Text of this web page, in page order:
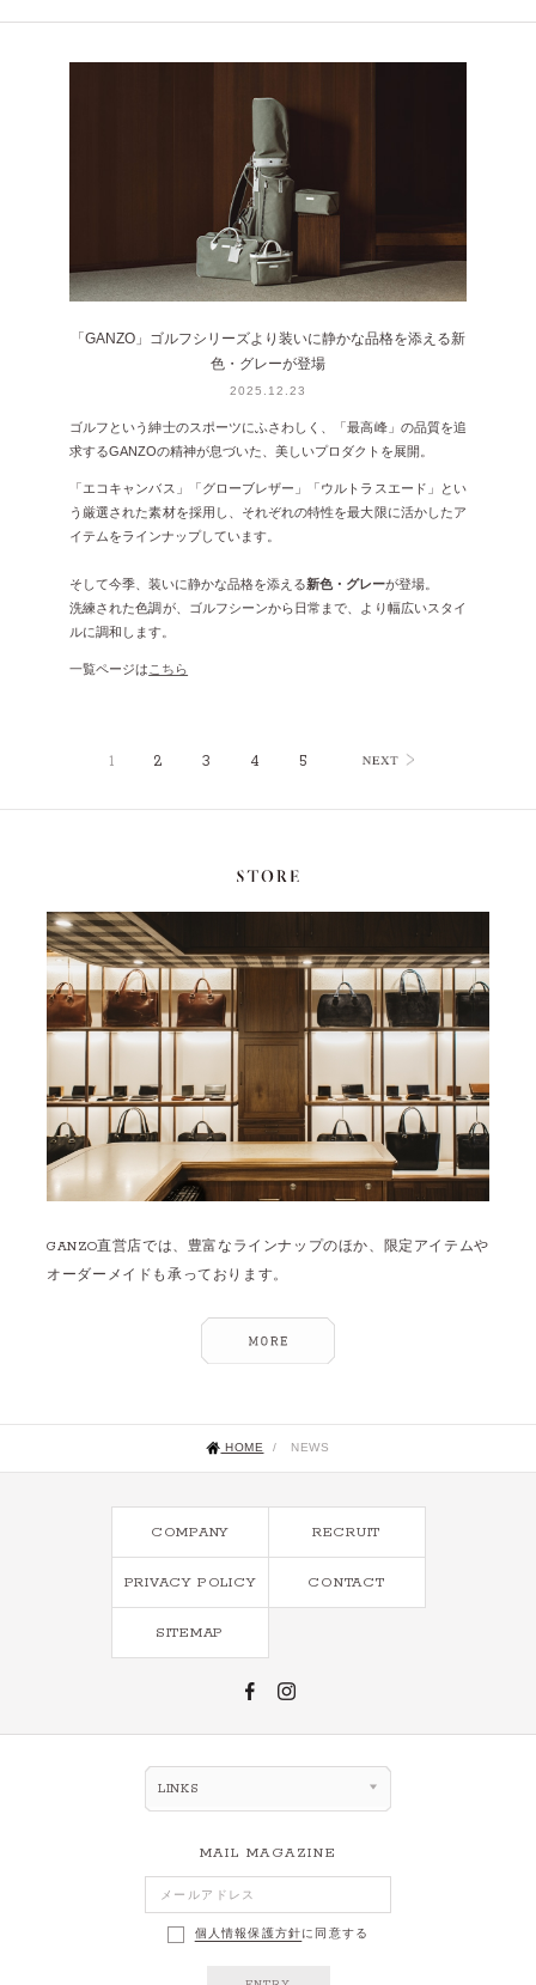
「GANZO」ゴルフシリーズより装いに静かな品格を添える新
色・グレーが登場
2025.12.23
ゴルフという紳士のスポーツにふさわしく、「最高峰」の品質を追
求するGANZOの精神が息づいた、美しいプロダクトを展開。
「エコキャンバス」「グローブレザー」「ウルトラスエード」とい
う厳選された素材を採用し、それぞれの特性を最大限に活かしたア
イテムをラインナップしています。
そして今季、装いに静かな品格を添える新色・グレーが登場。
洗練された色調が、ゴルフシーンから日常まで、より幅広いスタイ
ルに調和します。
一覧ページは こちら
1 2 3 4 5
GANZO直営店では、豊富なラインナップのほか、限定アイテムや
オーダーメイドも承っております。
HOME / NEWS
COMPANY RECRUIT
PRIVACY POLICY CONTACT
SITEMAP
LINKS
MAIL MAGAZINE
個人情報保護方針に同意する